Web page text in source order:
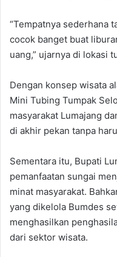
“Tempatnya sederhana
cocok banget buat
uang,” ujarnya di lokasi
Dengan konsep wisata
Mini Tubing Tumpak
masyarakat Lumajang
di akhir pekan tanpa
Sementara itu, Bupati
pemanfaatan sungai
minat masyarakat.
yang dikelola Bumdes
menghasilkan
dari sektor wisata.